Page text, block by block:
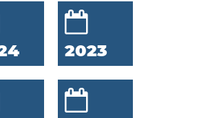
2023